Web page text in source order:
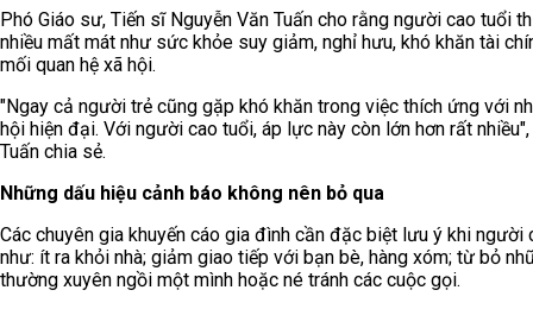
Phó Giáo sư, Tiến sĩ Nguyễn Văn Tuấn cho rằng người cao tuổi
nhiều mất mát như sức khỏe suy giảm, nghỉ hưu, khó khăn tài
mối quan hệ xã hội.
"Ngay cả người trẻ cũng gặp khó khăn trong việc thích ứng với
hội hiện đại. Với người cao tuổi, áp lực này còn lớn hơn rất
Tuấn chia sẻ.
Những dấu hiệu cảnh báo không nên bỏ qua
Các chuyên gia khuyến cáo gia đình cần đặc biệt lưu ý khi
như: ít ra khỏi nhà; giảm giao tiếp với bạn bè, hàng xóm; từ bỏ
thường xuyên ngồi một mình hoặc né tránh các cuộc gọi.